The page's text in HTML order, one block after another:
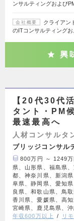
ンサルティングおよび
会社概要
クライアン
のITコンサルティング
興
【20代30代
タント・PM
最速最高へ
人材コンサルタ
ブリッジコンサル
800万円 ～ 1249万
県、山形県、福島県
都、神奈川県、新潟
阜県、静岡県、愛知
良県、和歌山県、鳥
香川県、愛媛県、高
宮崎県、鹿児島県、沖
年収600万以上
リ